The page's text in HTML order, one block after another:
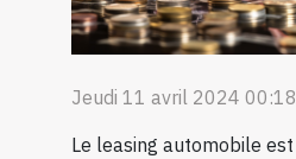
Jeudi 11 avril 2024 00:18
Le leasing automobile